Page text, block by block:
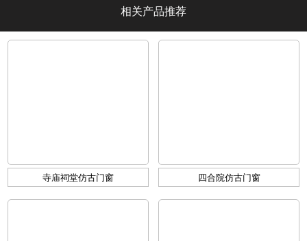
相关产品推荐
寺庙祠堂仿古门窗 四合院仿古门窗